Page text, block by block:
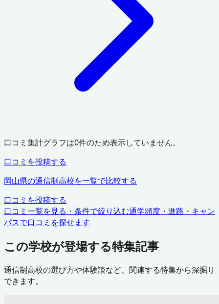
口コミ集計グラフは0件のため表示していません。
口コミを投稿する
岡山県の通信制高校を一覧で比較する
口コミを投稿する
口コミ一覧を見る・条件で絞り込む通学頻度・進路・キャン
パスで口コミを探せます
この学校が登場する特集記事
通信制高校の選び方や体験談など、関連する特集から深掘り
できます。